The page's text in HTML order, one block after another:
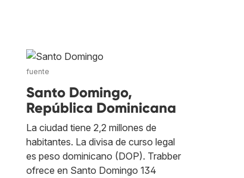
fuente
Santo Domingo,
República Dominicana
La ciudad tiene 2,2 millones de
habitantes. La divisa de curso legal
es peso dominicano (DOP). Trabber
ofrece en Santo Domingo 134